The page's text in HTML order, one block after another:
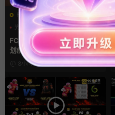
FCPX转场
光效
复古风
支持Intel+M芯片
FCPX转场插件 15组光效胶片
划痕复古视频过渡
8小时前